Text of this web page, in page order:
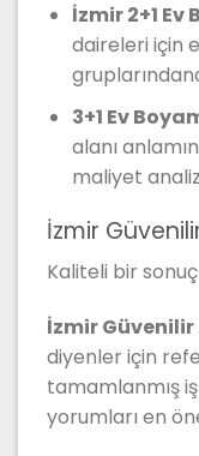
İzmir 2+1
daireleri için
3+1 Ev
alanı
maliyet
İzmir
Kaliteli bir
İzmir Güvenilir
diyenler için
tamamlanmış
yorumları en